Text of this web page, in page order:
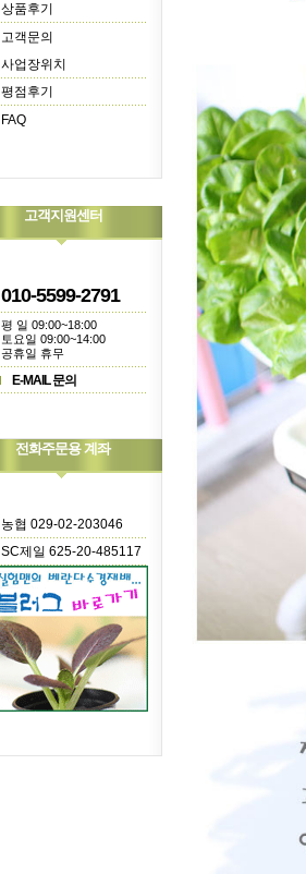
상품후기
고객문의
사업장위치
평점후기
FAQ
고객지원센터
010-5599-2791
평 일 09:00~18:00
토요일 09:00~14:00
공휴일 휴무
E-MAIL 문의
전화주문용 계좌
농협 029-02-203046
SC제일 625-20-485117